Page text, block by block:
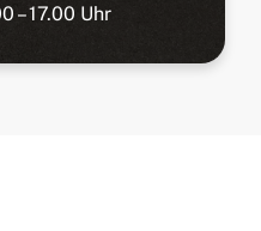
– 17.00 Uhr